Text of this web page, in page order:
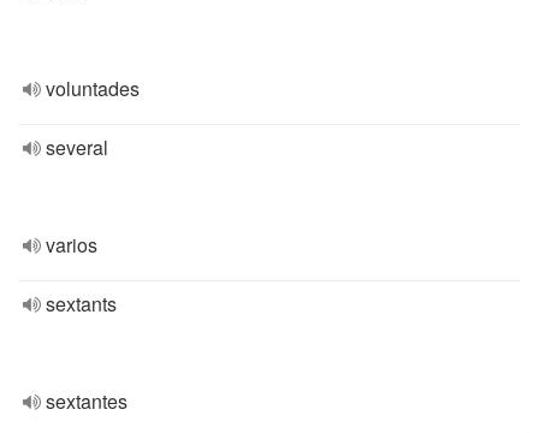
voluntades
several
varios
sextants
sextantes